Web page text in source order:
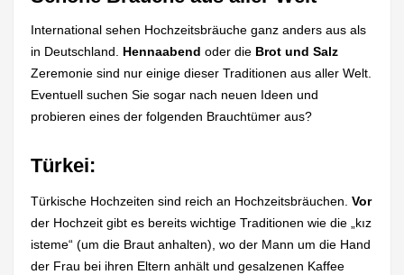
International sehen Hochzeitsbräuche ganz anders aus als
in Deutschland. Hennaabend oder die Brot und Salz
Zeremonie sind nur einige dieser Traditionen aus aller Welt.
Eventuell suchen Sie sogar nach neuen Ideen und
probieren eines der folgenden Brauchtümer aus?
Türkei:
Türkische Hochzeiten sind reich an Hochzeitsbräuchen.Vor
der Hochzeit gibt es bereits wichtige Traditionen wie die „kız
isteme“ (um die Braut anhalten), wo der Mann um die Hand
der Frau bei ihren Eltern anhält und gesalzenen Kaffee